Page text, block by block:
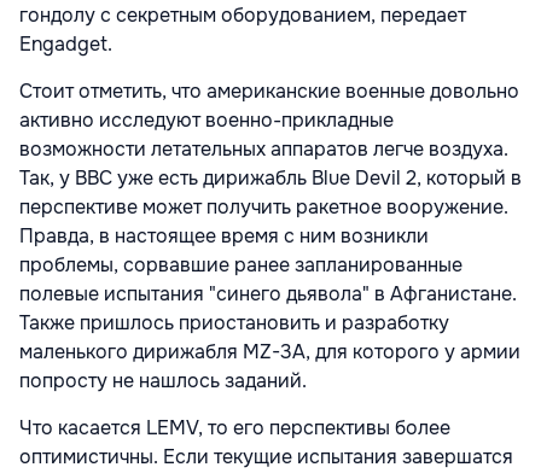
гондолу с секретным оборудованием, передает
Engadget.
Стоит отметить, что американские военные довольно
активно исследуют военно-прикладные
возможности летательных аппаратов легче воздуха.
Так, у ВВС уже есть дирижабль Blue Devil 2, который в
перспективе может получить ракетное вооружение.
Правда, в настоящее время с ним возникли
проблемы, сорвавшие ранее запланированные
полевые испытания "синего дьявола" в Афганистане.
Также пришлось приостановить и разработку
маленького дирижабля MZ-3A, для которого у армии
попросту не нашлось заданий.
Что касается LEMV, то его перспективы более
оптимистичны. Если текущие испытания завершатся